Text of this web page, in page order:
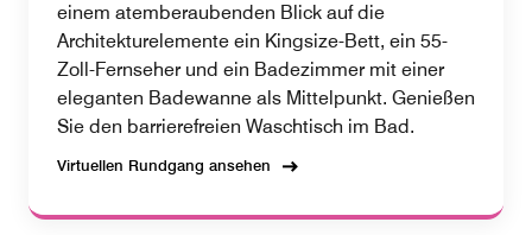
einem atemberaubenden Blick auf die
Architekturelemente ein Kingsize-Bett, ein 55-
Zoll-Fernseher und ein Badezimmer mit einer
eleganten Badewanne als Mittelpunkt. Genießen
Sie den barrierefreien Waschtisch im Bad.
Virtuellen Rundgang ansehen